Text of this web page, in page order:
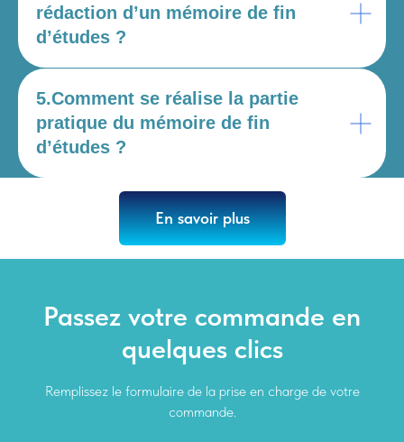
rédaction d’un mémoire de fin
d’études ?
5.Comment se réalise la partie
pratique du mémoire de fin
d’études ?
En savoir plus
Passez votre commande en
quelques clics
Remplissez le formulaire de la prise en charge de votre
commande.